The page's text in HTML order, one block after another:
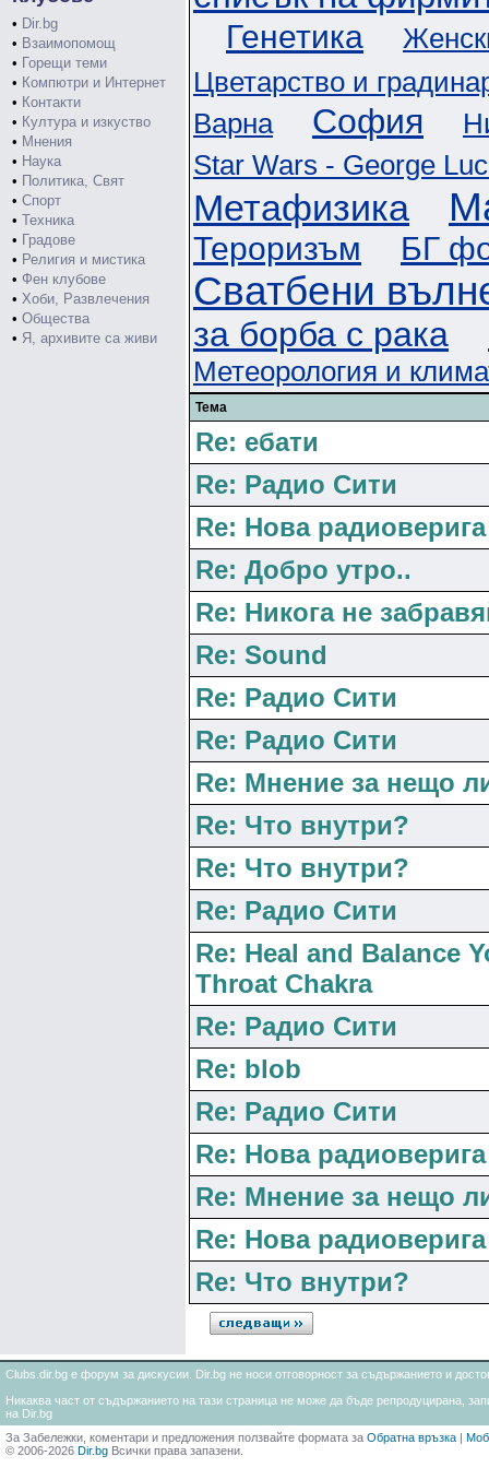
• Dir.bg
• Взаимопомощ
• Горещи теми
• Компютри и Интернет
• Контакти
• Култура и изкуство
• Мнения
• Наука
• Политика, Свят
• Спорт
• Техника
• Градове
• Религия и мистика
• Фен клубове
• Хоби, Развлечения
• Общества
• Я, архивите са живи
Генетика
Цветарство и
Варна
София
Star Wars - George
Метафизика
Тероризъм БГ
Сватбени
за борба с рака
Метеорология и
Тема
Re: ебати
Re: Радио Сити
Re: Нова радиоверига
Re: Добро утро..
Re: Никога не
Re: Sound
Re: Радио Сити
Re: Радио Сити
Re: Мнение за нещо
Re: Что внутри?
Re: Что внутри?
Re: Радио Сити
Re: Heal and Balance
Throat Chakra
Re: Радио Сити
Re: blob
Re: Радио Сити
Re: Нова радиоверига
Re: Мнение за нещо
Re: Нова радиоверига
Re: Что внутри?
Clubs.dir.bg е форум за дискусии. Dir.bg не носи отговорност за съдържанието и
Никаква част от съдържанието на тази страница не може да бъде репродуцирана,
на Dir.bg
За Забележки, коментари и предложения ползвайте формата за Обратна връзка |
© 2006-2026 Dir.bg Всички права запазени.